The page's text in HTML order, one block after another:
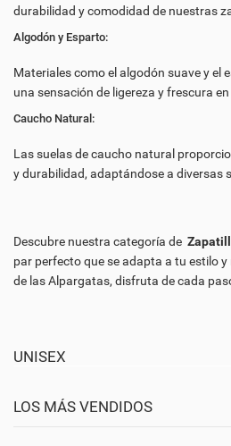
UNISEX
LOS MÁS VENDIDOS
durabilidad y comodidad de nuestras
Algodón y Esparto:
Materiales como el algodón suave y el
una sensación de ligereza y frescura
Caucho Natural:
Las suelas de caucho natural
y durabilidad, adaptándose a diversas
Descubre nuestra categoría de
par perfecto que se adapta a tu estilo y
de las Alpargatas, disfruta de cada